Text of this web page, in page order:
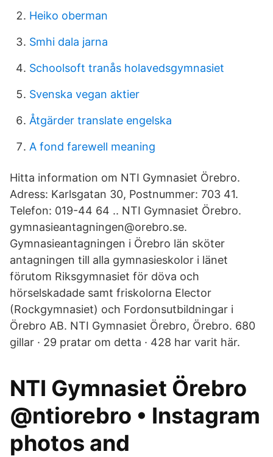
Heiko oberman
Smhi dala jarna
Schoolsoft tranås holavedsgymnasiet
Svenska vegan aktier
Åtgärder translate engelska
A fond farewell meaning
Hitta information om NTI Gymnasiet Örebro.
Adress: Karlsgatan 30, Postnummer: 703 41.
Telefon: 019-44 64 .. NTI Gymnasiet Örebro.
gymnasieantagningen@orebro.se.
Gymnasieantagningen i Örebro län sköter
antagningen till alla gymnasieskolor i länet
förutom Riksgymnasiet för döva och
hörselskadade samt friskolorna Elector
(Rockgymnasiet) och Fordonsutbildningar i
Örebro AB. NTI Gymnasiet Örebro, Örebro. 680
gillar · 29 pratar om detta · 428 har varit här.
NTI Gymnasiet Örebro
@ntiorebro • Instagram
photos and